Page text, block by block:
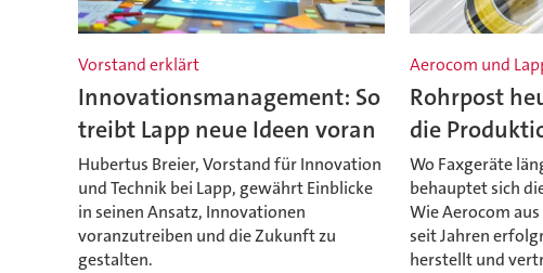
Vorstand erklärt
Innovationsmanagement: So
treibt Lapp neue Ideen voran
Hubertus Breier, Vorstand für Innovation
und Technik bei Lapp, gewährt Einblicke
in seinen Ansatz, Innovationen
voranzutreiben und die Zukunft zu
gestalten.
Aerocom und
Rohrpost
die
Wo Faxgeräte
behauptet sich
Wie Aerocom
seit Jahren
herstellt und